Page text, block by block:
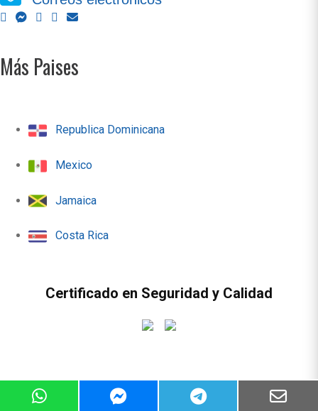
Más Paises
Republica Dominicana
Mexico
Jamaica
Costa Rica
Certificado en Seguridad y Calidad